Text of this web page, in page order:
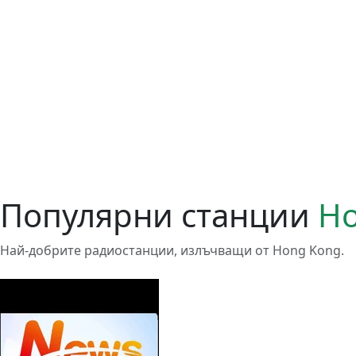
Популярни станции
Най-добрите радиостанции, излъчващи от Hong Kong.